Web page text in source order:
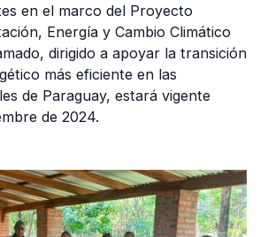
en el marco del Proyecto
Energía y Cambio Climático
dirigido a apoyar la transición
más eficiente en las
de Paraguay, estará vigente
de 2024.